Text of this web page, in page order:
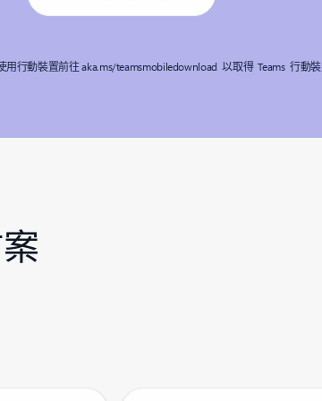
用行動裝置前往 aka.ms/teamsmobiledownload 以取得 Teams 行動